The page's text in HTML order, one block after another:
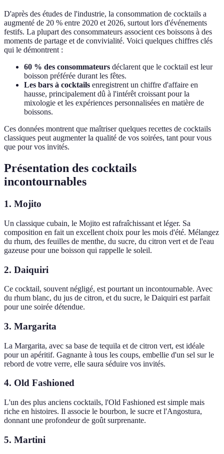
D'après des études de l'industrie, la consommation de cocktails a
augmenté de 20 % entre 2020 et 2026, surtout lors d'événements
festifs. La plupart des consommateurs associent ces boissons à des
moments de partage et de convivialité. Voici quelques chiffres clés
qui le démontrent :
60 % des consommateurs déclarent que le cocktail est leur
boisson préférée durant les fêtes.
Les bars à cocktails enregistrent un chiffre d'affaire en
hausse, principalement dû à l'intérêt croissant pour la
mixologie et les expériences personnalisées en matière de
boissons.
Ces données montrent que maîtriser quelques recettes de cocktails
classiques peut augmenter la qualité de vos soirées, tant pour vous
que pour vos invités.
Présentation des cocktails
incontournables
1. Mojito
Un classique cubain, le Mojito est rafraîchissant et léger. Sa
composition en fait un excellent choix pour les mois d'été. Mélangez
du rhum, des feuilles de menthe, du sucre, du citron vert et de l'eau
gazeuse pour une boisson qui rappelle le soleil.
2. Daiquiri
Ce cocktail, souvent négligé, est pourtant un incontournable. Avec
du rhum blanc, du jus de citron, et du sucre, le Daiquiri est parfait
pour une soirée détendue.
3. Margarita
La Margarita, avec sa base de tequila et de citron vert, est idéale
pour un apéritif. Gagnante à tous les coups, embellie d'un sel sur le
rebord de votre verre, elle saura séduire vos invités.
4. Old Fashioned
L'un des plus anciens cocktails, l'Old Fashioned est simple mais
riche en histoires. Il associe le bourbon, le sucre et l'Angostura,
donnant une profondeur de goût surprenante.
5. Martini